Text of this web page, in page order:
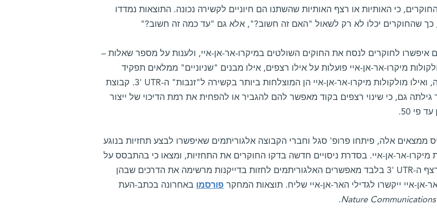
כי האותיות או רצף האותיות שהשתנו הם חיוניים לקשירה נכונה. התוצאות נמדדו
כך שהחוקרים יכלו לא רק לשאול "האם זה חשוב?", אלא גם "עד כמה זה חשוב?"
איפשרו לחוקרים לנסח את החוקים השולטים במיקרו-אר-אן-איי, ולענות על מספר שאלות –
מיקרו-אר-אן-איי פועלות על אילו רצפים, אילו מבנים "שניוניים" ממלאים תפקיד
בקשירה, ואילו מולקולות מיקרו-אר-אן-איי הן המוצלחות ביותר בקשירה ל"זנבות" ה-UTR‏ '3. קבוצת
גם, כי שינוי רצפים בקוד מאפשר להם להגביר או להפחית את רמת הדיכוי של ייצור
פי 50.
ממצאים אלה, פיתחו פרופ' סגל וחברי הקבוצה אלגוריתמים שאיפשרו לבצע תחזיות בנוגע
מיקרו-אר-אן-איי. בסדרת ניסויים חדשה בדקו החוקרים את התחזיות, ומצאו כי בהתבסס על
ידיעת רצף ה-UTR‏ '3 בלבד מאפשרים האלגוריתמים לחזות בדייקנות מרשימה את הדרכים שבהן
אן-איי ייקשרו לגדילי האר-אן-איי שליח. תוצאות המחקר פורסמו באחרונה בכתב-העת
Nature Communications
.